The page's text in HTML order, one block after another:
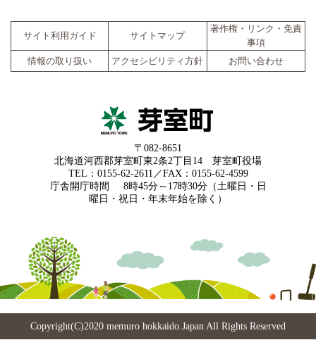
サイト利用ガイド サイトマップ
著作権・リンク・免責
事項
情報の取り扱い
アクセシビリティ方針 お問い合わせ
〒082-8651
北海道河西郡芽室町東2条2丁目14 芽室町役場
TEL：0155-62-2611／FAX：0155-62-4599
庁舎開庁時間
8時45分～17時30分（土曜日・日
曜日・祝日・年末年始を除く）
Copyright(C)2020 memuro hokkaido.Japan All Rights Reserved